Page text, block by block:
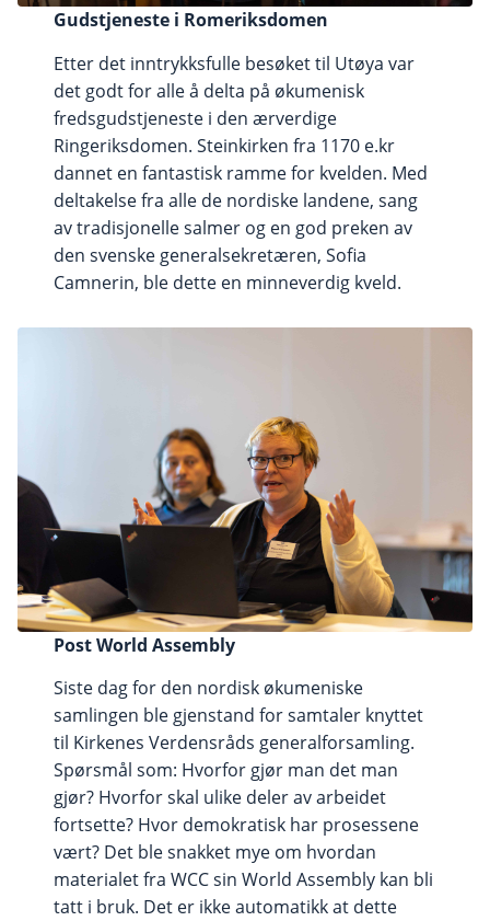
Gudstjeneste i Romeriksdomen
Etter det inntrykksfulle besøket til Utøya var
det godt for alle å delta på økumenisk
fredsgudstjeneste i den ærverdige
Ringeriksdomen. Steinkirken fra 1170 e.kr
dannet en fantastisk ramme for kvelden. Med
deltakelse fra alle de nordiske landene, sang
av tradisjonelle salmer og en god preken av
den svenske generalsekretæren, Sofia
Camnerin, ble dette en minneverdig kveld.
Post World Assembly
Siste dag for den nordisk økumeniske
samlingen ble gjenstand for samtaler knyttet
til Kirkenes Verdensråds generalforsamling.
Spørsmål som: Hvorfor gjør man det man
gjør? Hvorfor skal ulike deler av arbeidet
fortsette? Hvor demokratisk har prosessene
vært? Det ble snakket mye om hvordan
materialet fra WCC sin World Assembly kan bli
tatt i bruk. Det er ikke automatikk at dette